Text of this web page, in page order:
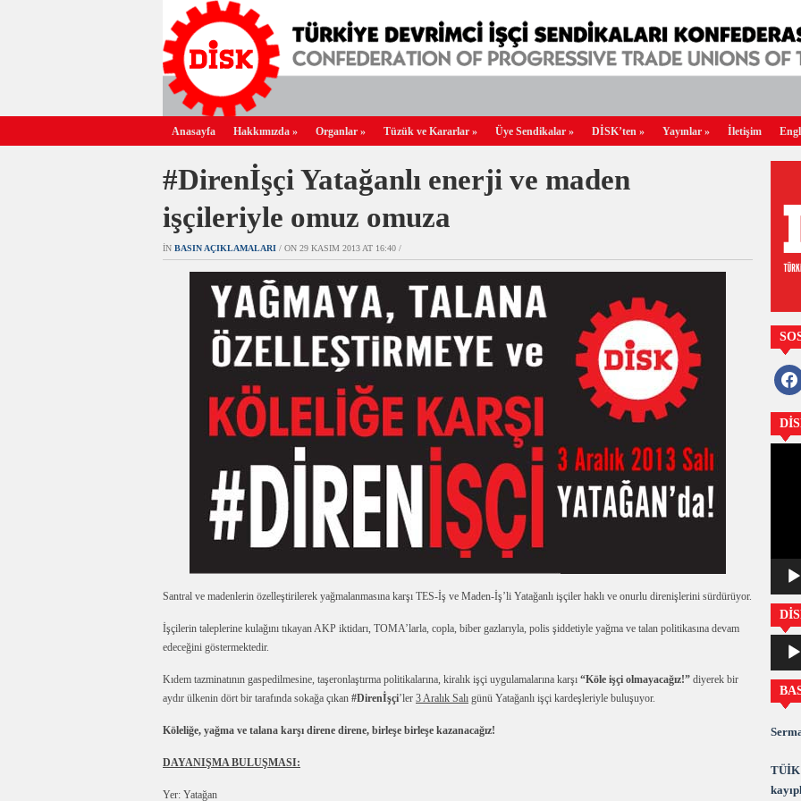
Anasayfa Hakkımızda » Organlar » Tüzük ve Kararlar » Üye Sendikalar » DİSK’ten » Yayınlar » İletişim
#Direnİşçi Yatağanlı enerji ve maden
işçileriyle omuz omuza
IN BASIN AÇIKLAMALARI / ON 29 KASIM 2013 AT 16:40 /
Santral ve madenlerin özelleştirilerek yağmalanmasına karşı TES-İş ve Maden-İş’li Yatağanlı işçiler haklı ve onurlu direnişlerini sürdürüyor.
İşçilerin taleplerine kulağını tıkayan AKP iktidarı, TOMA’larla, copla, biber gazlarıyla, polis şiddetiyle yağma ve talan politikasına devam
edeceğini göstermektedir.
Kıdem tazminatının gaspedilmesine, taşeronlaştırma politikalarına, kiralık işçi uygulamalarına karşı “Köle işçi olmayacağız!” diyerek bir
aydır ülkenin dört bir tarafında sokağa çıkan #Direnİşçi’ler 3 Aralık Salı günü Yatağanlı işçi kardeşleriyle buluşuyor.
Köleliğe, yağma ve talana karşı direne direne, birleşe birleşe kazanacağız!
DAYANIŞMA BULUŞMASI:
Yer: Yatağan
oynatıcı
TÜİK